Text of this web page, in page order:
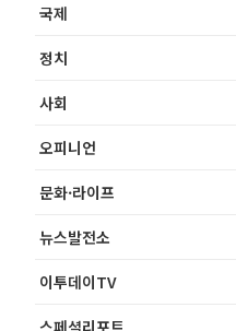
국제
정치
사회
오피니언
문화·라이프
뉴스발전소
이투데이TV
스페셜리포트